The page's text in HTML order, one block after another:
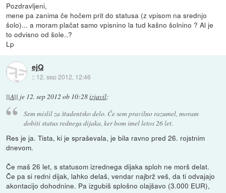
Pozdravljeni,
mene pa zanima če hočem prit do statusa (z vpisom na srednjo
šolo)... a moram plačat samo vpisnino la tud kašno šolnino ? Al je
to odvisno od šole..?
Lp
ejQ
:: 12. sep 2012, 12:46
||A|| je 12. sep 2012 ob 10:28izjavil:
Sem mislil za študentsko delo. Če sem pravilno razumel, moram
dobiti status rednega dijaka, ker bom imel letos 26 let.
Res je ja. Tista, ki je spraševala, je bila ravno pred 26. rojstnim
dnevom.
Če maš 26 let, s statusom izrednega dijaka sploh ne morš delat.
Če pa si redni dijak, lahko delaš, vendar najbrž veš, da ti odvajajo
akontacijo dohodnine. Pa izgubiš splošno olajšavo (3.000 EUR),